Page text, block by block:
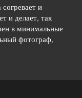
и
и делает, так
в минимальные
фотограф,